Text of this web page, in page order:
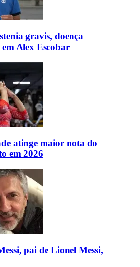
gravis, doença
Alex Escobar
atinge maior nota do
em 2026
pai de Lionel Messi,